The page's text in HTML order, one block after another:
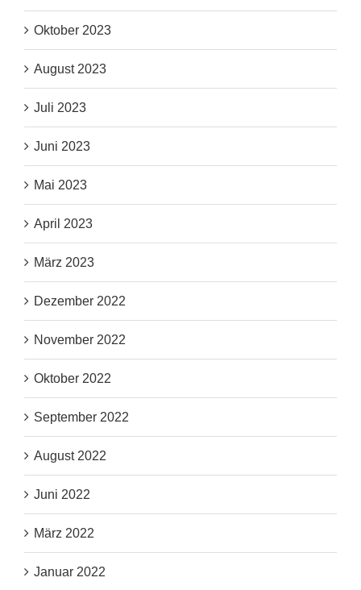
Oktober 2023
August 2023
Juli 2023
Juni 2023
Mai 2023
April 2023
März 2023
Dezember 2022
November 2022
Oktober 2022
September 2022
August 2022
Juni 2022
März 2022
Januar 2022